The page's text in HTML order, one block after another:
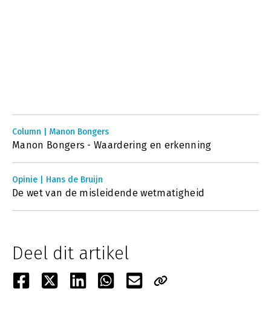
Column | Manon Bongers
Manon Bongers - Waardering en erkenning
Opinie | Hans de Bruijn
De wet van de misleidende wetmatigheid
Deel dit artikel